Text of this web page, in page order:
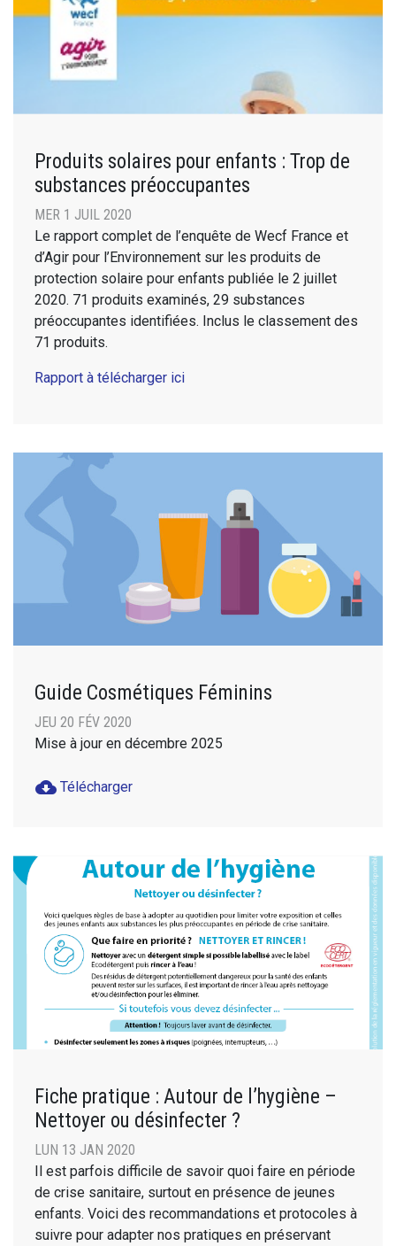
Produits solaires pour enfants : Trop de
substances préoccupantes
MER 1 JUIL 2020
Le rapport complet de l’enquête de Wecf France et
d’Agir pour l’Environnement sur les produits de
protection solaire pour enfants publiée le 2 juillet
2020. 71 produits examinés, 29 substances
préoccupantes identifiées. Inclus le classement des
71 produits.
Rapport à télécharger ici
Guide Cosmétiques Féminins
JEU 20 FÉV 2020
Mise à jour en décembre 2025
cloud_download Télécharger
Fiche pratique : Autour de l’hygiène –
Nettoyer ou désinfecter ?
LUN 13 JAN 2020
Il est parfois difficile de savoir quoi faire en période
de crise sanitaire, surtout en présence de jeunes
enfants. Voici des recommandations et protocoles à
suivre pour adapter nos pratiques en préservant